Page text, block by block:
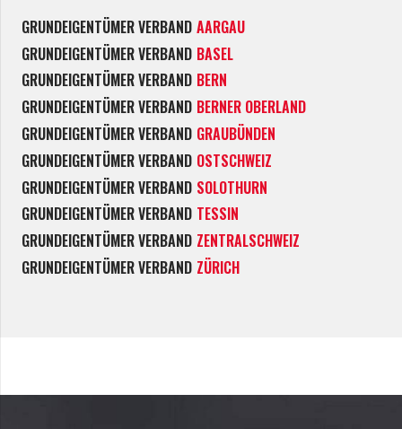
GRUNDEIGENTÜMER VERBAND AARGAU
GRUNDEIGENTÜMER VERBAND BASEL
GRUNDEIGENTÜMER VERBAND BERN
GRUNDEIGENTÜMER VERBAND BERNER OBERLAND
GRUNDEIGENTÜMER VERBAND GRAUBÜNDEN
GRUNDEIGENTÜMER VERBAND OSTSCHWEIZ
GRUNDEIGENTÜMER VERBAND SOLOTHURN
GRUNDEIGENTÜMER VERBAND TESSIN
GRUNDEIGENTÜMER VERBAND ZENTRALSCHWEIZ
GRUNDEIGENTÜMER VERBAND ZÜRICH